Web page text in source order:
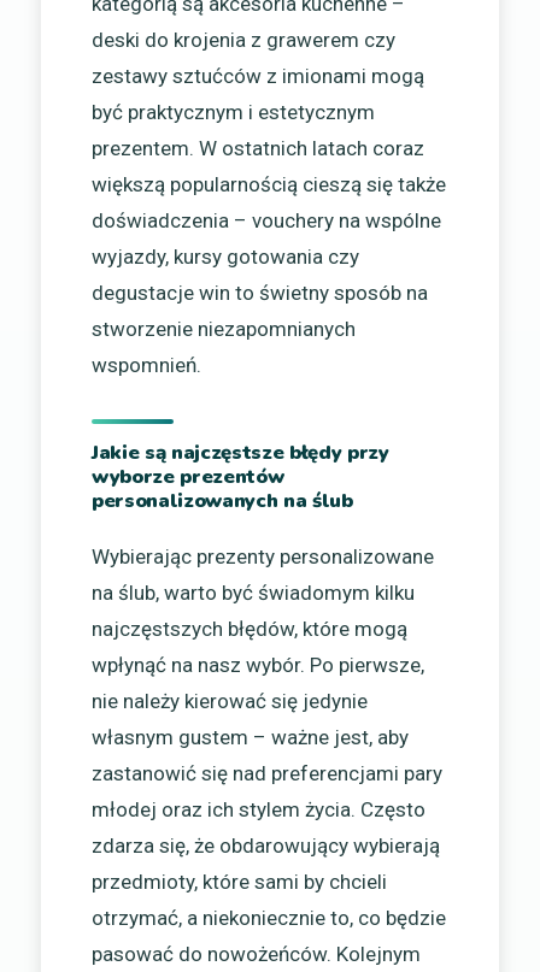
deski do krojenia z grawerem czy
zestawy sztućców z imionami mogą
być praktycznym i estetycznym
prezentem. W ostatnich latach coraz
większą popularnością cieszą się także
doświadczenia – vouchery na wspólne
wyjazdy, kursy gotowania czy
degustacje win to świetny sposób na
stworzenie niezapomnianych
wspomnień.
Jakie są najczęstsze błędy przy
wyborze prezentów
personalizowanych na ślub
Wybierając prezenty personalizowane
na ślub, warto być świadomym kilku
najczęstszych błędów, które mogą
wpłynąć na nasz wybór. Po pierwsze,
nie należy kierować się jedynie
własnym gustem – ważne jest, aby
zastanowić się nad preferencjami pary
młodej oraz ich stylem życia. Często
zdarza się, że obdarowujący wybierają
przedmioty, które sami by chcieli
otrzymać, a niekoniecznie to, co będzie
pasować do nowożeńców. Kolejnym